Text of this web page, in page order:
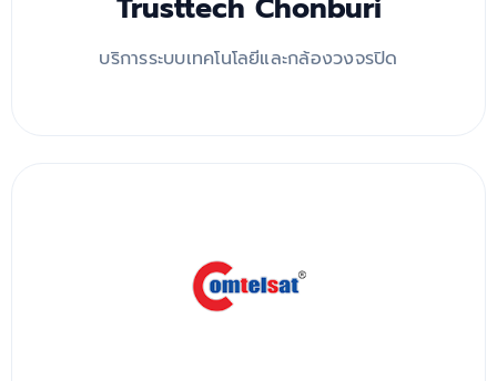
Trusttech Chonburi
บริการระบบเทคโนโลยีและกล้องวงจรปิด